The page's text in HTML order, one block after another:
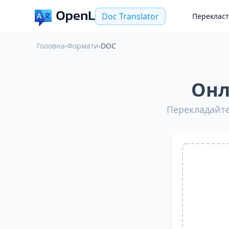
Doc Translator
Головна›Формати›DOC